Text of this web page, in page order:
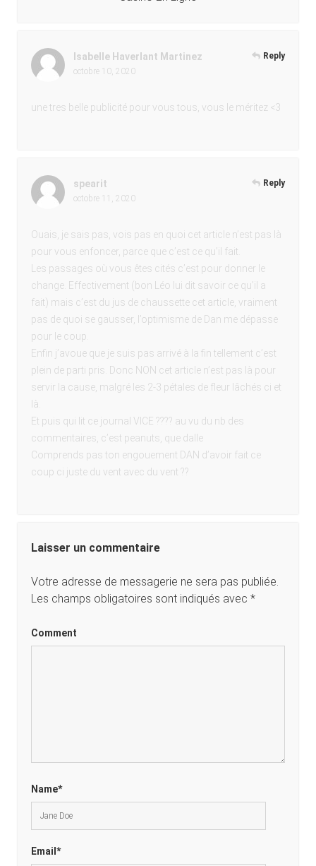
Isabelle Haverlant Martinez
octobre 10, 2020
une tres belle publicité pour vous tous, vous le méritez <3
Reply
spearit
octobre 11, 2020
Ouais, je sais pas, vois pas en quoi cet article n’est pas là
pour vous enfoncer, parce que c’est ce qu’il fait.
Les passages où vous êtes cités c’est pour donner le
change. Effectivement (bon Léo lui dit savoir ce qu’il a
fait) mais c’est du jus de chaussette cet article, vraiment
pas de quoi se gausser, l’optimisme de Dan me dépasse
pour le coup.
Enfin j’avoue que je suis pas arrivé à la fin tellement c’est
plein de parti pris. Donc NON cet article n’est pas là pour
servir la cause, malgré les 2-3 pétales de fleur lâchés ci et
là.
Et puis qui lit ce journal VICE ???? au vu du nb des
commentaires, c’est peanuts, que dalle
Comprends pas ton engouement DAN d’avoir fait ce
coup ci juste du vent avec du vent ??
Reply
Laisser un commentaire
Votre adresse de messagerie ne sera pas publiée.
Les champs obligatoires sont indiqués avec *
Comment
Name*
Email*